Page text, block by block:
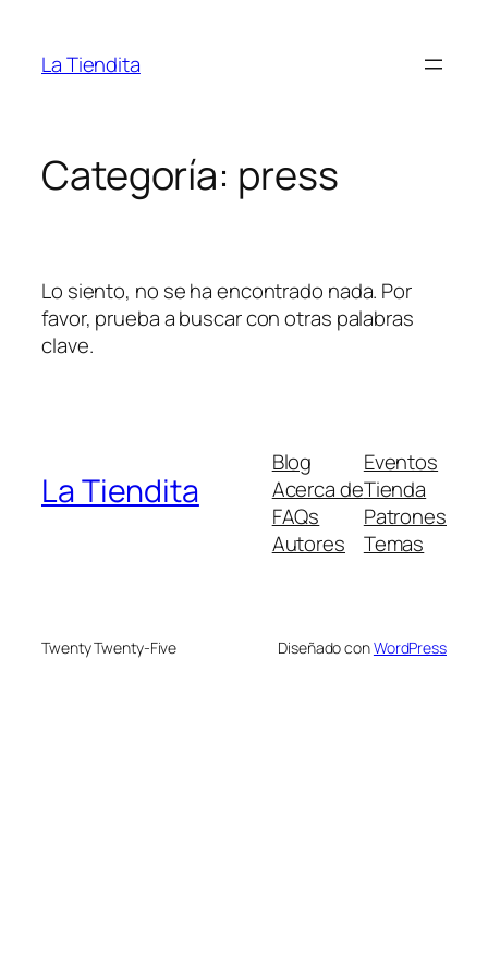
contenido
La Tiendita
Categoría: press
Lo siento, no se ha encontrado nada. Por
favor, prueba a buscar con otras palabras
clave.
La Tiendita
Blog
Acerca de
FAQs
Autores
Eventos
Tienda
Patrones
Temas
Twenty Twenty-Five Diseñado conWordPress